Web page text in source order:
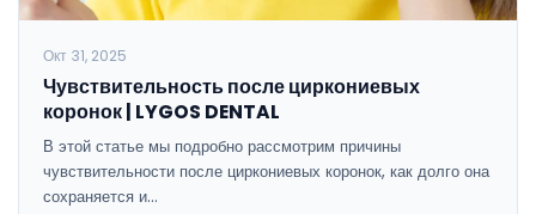
Окт 31, 2025
Чувствительность после циркониевых
коронок | LYGOS DENTAL
В этой статье мы подробно рассмотрим причины
чувствительности после циркониевых коронок, как долго она
сохраняется и…